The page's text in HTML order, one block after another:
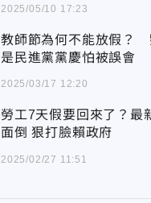
2025/05/10 17:23
教師節為何不能放假？
是民進黨黨慶怕被誤會
2025/03/17 12:20
勞工7天假要回來了？最
面倒 狠打臉賴政府
2025/02/27 11:51